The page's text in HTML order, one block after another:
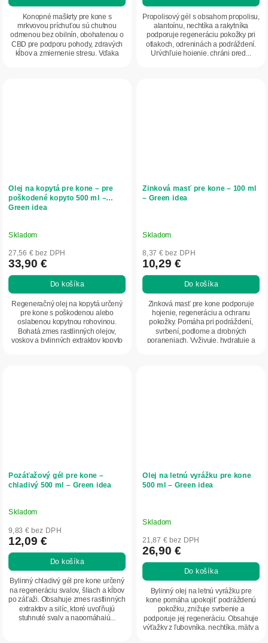
Konopné maškrty pre kone s
mrkvovou príchuťou sú chutnou
odmenou bez obilnín, obohatenou o
CBD pre podporu pohody, zdravých
kĺbov a zmiernenie stresu. Vďaka
Propolisový gél s obsahom propolisu,
alantoínu, nechtíka a rakytníka
podporuje regeneráciu pokožky pri
otlakoch, odreninách a podráždení.
Urýchľuje hojenie, chráni pred...
Olej na kopytá pre kone – pre
poškodené kopyto 500 ml –
Green idea
Skladom
27,56 € bez DPH
33,90 €
Do košíka
Regeneračný olej na kopytá určený
pre kone s poškodenou alebo
oslabenou kopytnou rohovinou.
Bohatá zmes rastlinných olejov,
voskov a bylinných extraktov kopyto
Zinková masť pre kone – 100 ml
– Green idea
Skladom
8,37 € bez DPH
10,29 €
Do košíka
Zinková masť pre kone podporuje
hojenie, regeneráciu a ochranu
pokožky. Pomáha pri podráždení,
svrbení, podlome a drobných
poraneniach. Vyživuje, hydratuje a
Pozáťažový gél pre kone –
chladivý 500 ml – Green idea
Priemerné
hodnotenie
produktu
je
5,0
z
5
hviezdičiek.
Skladom
9,83 € bez DPH
12,09 €
Do košíka
Bylinný chladivý gél pre kone určený
na regeneráciu svalov, šliach a kĺbov
po záťaži. Obsahuje zmes rastlinných
extraktov a silíc, ktoré uvoľňujú
stuhnuté svaly a napomáhajú...
Olej na letnú vyrážku pre kone
500 ml – Green idea
Skladom
21,87 € bez DPH
26,90 €
Do košíka
Bylinný olej na letnú vyrážku pre
kone pomáha upokojiť podráždenú
pokožku, znižuje svrbenie a
podporuje jej regeneráciu. Obsahuje
výťažky z ľubovníka, nechtíka, mäty a